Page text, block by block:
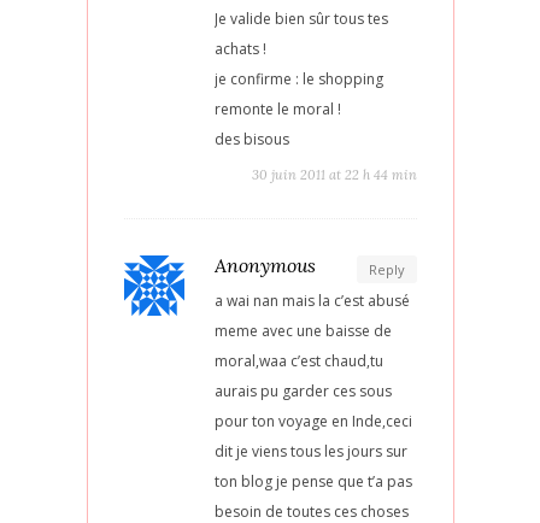
Je valide bien sûr tous tes
achats !
je confirme : le shopping
remonte le moral !
des bisous
30 juin 2011 at 22 h 44 min
Reply
Anonymous
a wai nan mais la c’est abusé
meme avec une baisse de
moral,waa c’est chaud,tu
aurais pu garder ces sous
pour ton voyage en Inde,ceci
dit je viens tous les jours sur
ton blog je pense que t’a pas
besoin de toutes ces choses